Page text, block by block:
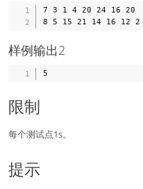
7 3 1 4 20 24 16 20
样例输出2
限制
每个测试点1s。
提示